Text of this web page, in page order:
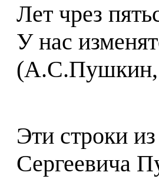
Лет чрез
У нас
(А.С.Пушкин,
Эти строки
Сергеевича